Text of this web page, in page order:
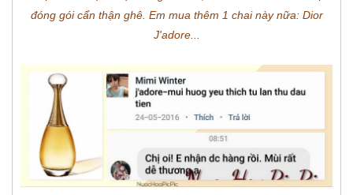
đóng gói cẩn thận ghê. Em mua thêm 1 chai này nữa: Dior
J'adore...